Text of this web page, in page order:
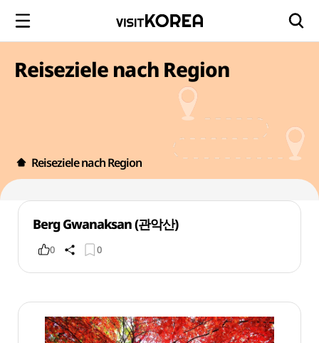
Reiseziele nach Region
Reiseziele nach Region
Berg Gwanaksan (관악산)
0 0